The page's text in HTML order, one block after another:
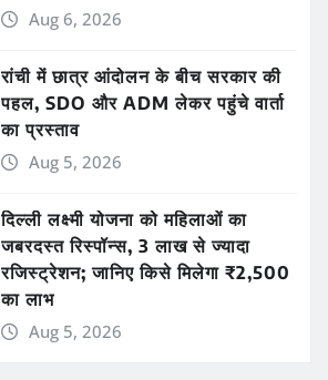
Aug 6, 2026
रांची में छात्र आंदोलन के बीच सरकार की
पहल, SDO और ADM लेकर पहुंचे वार्ता
का प्रस्ताव
Aug 5, 2026
दिल्ली लक्ष्मी योजना को महिलाओं का
जबरदस्त रिस्पॉन्स, 3 लाख से ज्यादा
रजिस्ट्रेशन; जानिए किसे मिलेगा ₹2,500
का लाभ
Aug 5, 2026